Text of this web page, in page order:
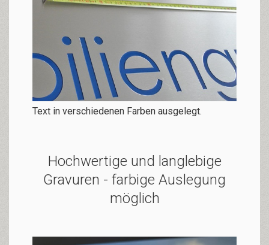
Text in verschiedenen Farben ausgelegt.
Hochwertige und langlebige
Gravuren - farbige Auslegung
möglich